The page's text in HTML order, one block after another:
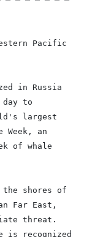
Pacific
in Russia
day to
largest
an
of whale
shores of
Far East,
threat.
is recognized